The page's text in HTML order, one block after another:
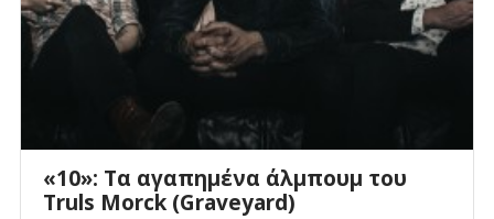
«10»: Τα αγαπημένα άλμπουμ του
Truls Morck (Graveyard)